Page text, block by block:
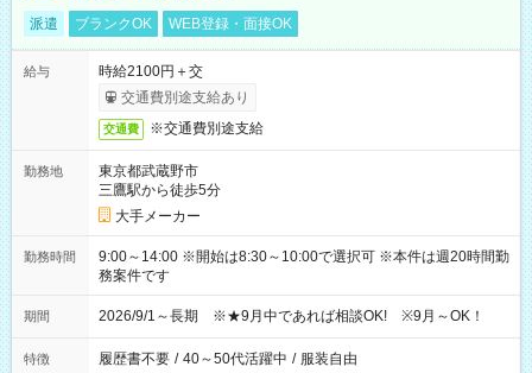
派遣 ブランクOK WEB登録・面接OK
給与
時給2100円＋交
交通費別途支給あり
交通費 ※交通費別途支給
勤務地
東京都武蔵野市
三鷹駅から徒歩5分
大手メーカー
勤務時間
9:00～14:00 ※開始は8:30～10:00で選択可 ※本件は週20時間勤
務案件です
期間 2026/9/1～長期 ※★9月中であれば相談OK! ※9月～OK！
特徴 履歴書不要 / 40～50代活躍中 / 服装自由